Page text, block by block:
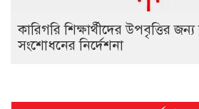
কারিগরি শিক্ষার্থীদের উপবৃত্তির
সংশোধনের নির্দেশনা